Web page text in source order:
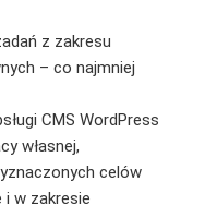
z zakresu
– co najmniej
CMS WordPress
własnej,
celów
i w zakresie